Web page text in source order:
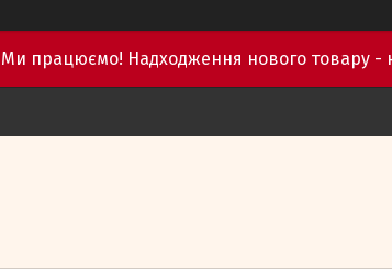
Ми працюємо! Надходження нового товару -